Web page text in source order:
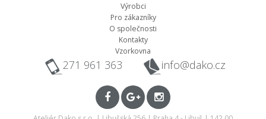
Výrobci
Pro zákazníky
O společnosti
Kontakty
Vzorkovna
271 961 363 info@dako.cz